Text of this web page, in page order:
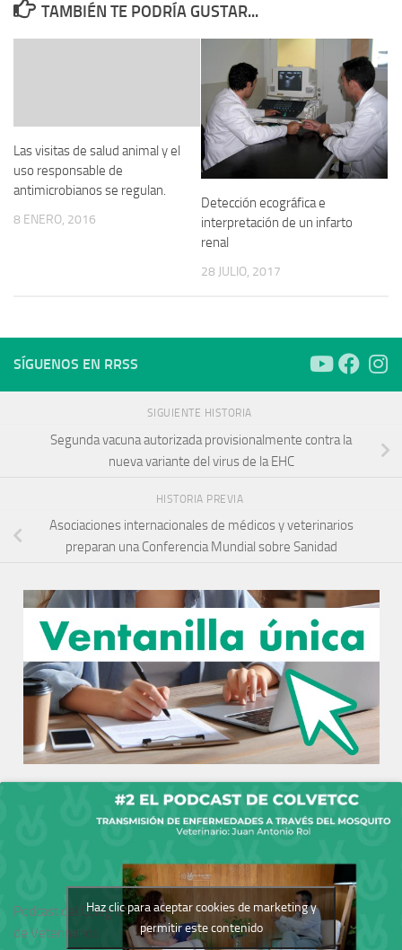
TAMBIÉN TE PODRÍA GUSTAR...
Las visitas de salud animal y el
uso responsable de
antimicrobianos se regulan.
8 ENERO, 2016
Detección ecográfica e
interpretación de un infarto
renal
28 JULIO, 2017
SÍGUENOS EN RRSS
SIGUIENTE HISTORIA
Segunda vacuna autorizada provisionalmente contra la
nueva variante del virus de la EHC
HISTORIA PREVIA
Asociaciones internacionales de médicos y veterinarios
preparan una Conferencia Mundial sobre Sanidad
Podcast del Colegio
de Veterinarios
Haz clic para aceptar cookies de marketing y
permitir este contenido